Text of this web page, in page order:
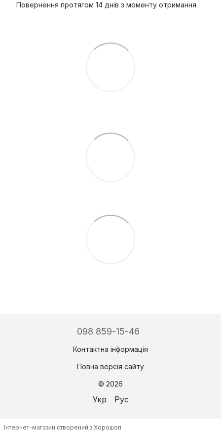
Повернення протягом 14 днів з моменту отримання.
098 859-15-46
Контактна інформація
Повна версія сайту
© 2026
Укр Рус
Інтернет-магазин створений з Хорошоп